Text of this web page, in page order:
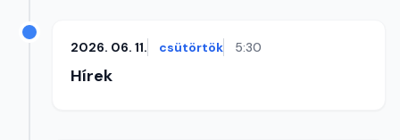
2026. 06. 11. csütörtök 5:30
Hírek